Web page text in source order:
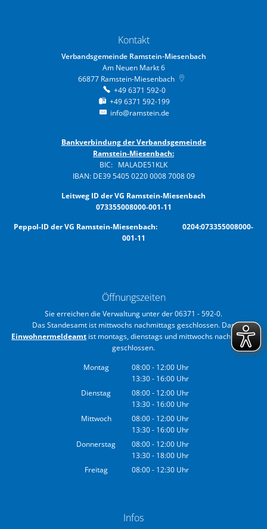
Kontakt
Verbandsgemeinde Ramstein-Miesenbach
Am Neuen Markt 6
66877 Ramstein-Miesenbach
+49 6371 592-0
+49 6371 592-199
info@ramstein.de
Bankverbindung der Verbandsgemeinde
Ramstein-Miesenbach:
BIC: MALADE51KLK
IBAN: DE39 5405 0220 0008 7008 09
Leitweg ID der VG Ramstein-Miesenbach
073355008000-001-11
Peppol-ID der VG Ramstein-Miesenbach: 0204:073355008000-
001-11
Öffnungszeiten
Sie erreichen die Verwaltung unter der 06371 - 592-0.
Das Standesamt ist mittwochs nachmittags geschlossen. Das
Einwohnermeldeamt ist montags, dienstags und mittwochs nachmittags
geschlossen.
Montag
08:00- 12:00 Uhr
Von 08:00 bis 12:00 Uhr
13:30- 16:00 Uhr
Von 13:30 bis 16:00 Uhr
Dienstag 08:00- 12:00 Uhr
Von 08:00 bis 12:00 Uhr
13:30- 16:00 Uhr
Von 13:30 bis 16:00 Uhr
Mittwoch 08:00- 12:00 Uhr
Von 08:00 bis 12:00 Uhr
13:30- 16:00 Uhr
Von 13:30 bis 16:00 Uhr
Donnerstag 08:00- 12:00 Uhr
Von 08:00 bis 12:00 Uhr
13:30- 18:00 Uhr
Von 13:30 bis 18:00 Uhr
Freitag 08:00- 12:30 Uhr
Infos